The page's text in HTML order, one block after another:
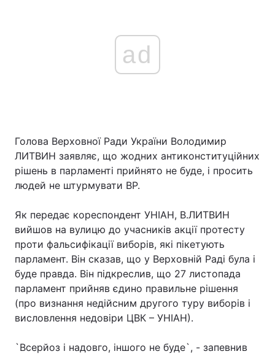
ad
Голова Верховної Ради України Володимир
ЛИТВИН заявляє, що жодних антиконституційних
рішень в парламенті прийнято не буде, і просить
людей не штурмувати ВР.
Як передає кореспондент УНІАН, В.ЛИТВИН
вийшов на вулицю до учасників акції протесту
проти фальсифікації виборів, які пікетують
парламент. Він сказав, що у Верховній Раді була і
буде правда. Він підкреслив, що 27 листопада
парламент прийняв єдино правильне рішення
(про визнання недійсним другого туру виборів і
висловлення недовіри ЦВК – УНІАН).
`Всерйоз і надовго, іншого не буде`, - запевнив